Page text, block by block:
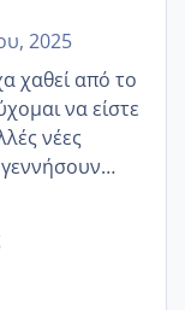
2025
χαθεί από το
να είστε
νέες
Να πάρουν
τους